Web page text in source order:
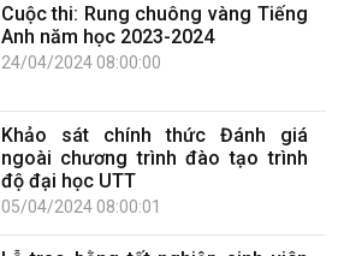
Cuộc thi: Rung chuông vàng Tiếng
Anh năm học 2023-2024
24/04/2024 08:00:00
Khảo sát chính thức Đánh giá
ngoài chương trình đào tạo trình
độ đại học UTT
05/04/2024 08:00:01